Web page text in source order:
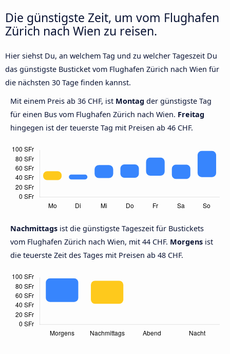
Die günstigste Zeit, um vom Flughafen
Zürich nach Wien zu reisen.
Hier siehst Du, an welchem Tag und zu welcher Tageszeit Du
das günstigste Busticket vom Flughafen Zürich nach Wien für
die nächsten 30 Tage finden kannst.
Mit einem Preis ab 36 CHF, ist Montag der günstigste Tag
für einen Bus vom Flughafen Zürich nach Wien. Freitag
hingegen ist der teuerste Tag mit Preisen ab 46 CHF.
Nachmittags ist die günstigste Tageszeit für Bustickets
vom Flughafen Zürich nach Wien, mit 44 CHF. Morgens ist
die teuerste Zeit des Tages mit Preisen ab 48 CHF.